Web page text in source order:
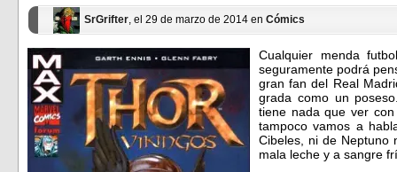
SrGrifter, el 29 de marzo de 2014 en Cómics
Cualquier menda
seguramente podrá
gran fan del Real
grada como un
tiene nada que ver
tampoco vamos a
Cibeles, ni de Neptuno
mala leche y a sangre